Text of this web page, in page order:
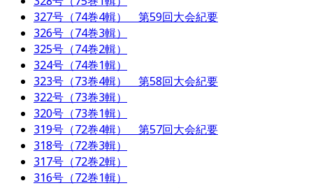
327号（74巻4輯） 第59回大会紀要
326号（74巻3輯）
325号（74巻2輯）
324号（74巻1輯）
323号（73巻4輯） 第58回大会紀要
322号（73巻3輯）
320号（73巻1輯）
319号（72巻4輯） 第57回大会紀要
318号（72巻3輯）
317号（72巻2輯）
316号（72巻1輯）